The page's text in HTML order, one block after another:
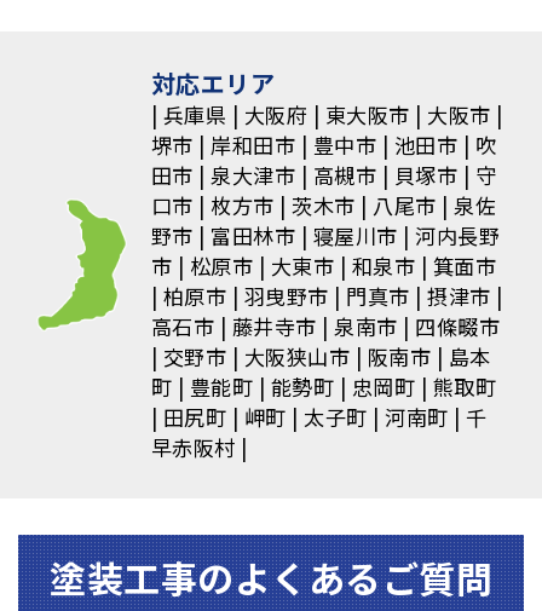
対応エリア
兵庫県 大阪府 東大阪市
大阪市
堺市
岸和田市 豊中市 池田市
吹
田市
泉大津市 高槻市 貝塚市
守
口市
枚方市 茨木市 八尾市
泉佐
野市
富田林市 寝屋川市
河内長野
市
松原市 大東市 和泉市 箕面市
柏原市 羽曳野市 門真市
摂津市
高石市
藤井寺市 泉南市
四條畷市
交野市
大阪狭山市 阪南市
島本
町
豊能町 能勢町 忠岡町 熊取町
田尻町
岬町 太子町 河南町
千
早赤阪村
塗装⼯事のよくあるご質問